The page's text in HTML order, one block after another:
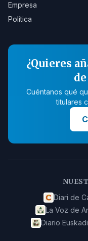
Empresa
Política
¿Quieres
Cuéntanos qué
titulares
Diari de
La Voz de
Diario Euskadi